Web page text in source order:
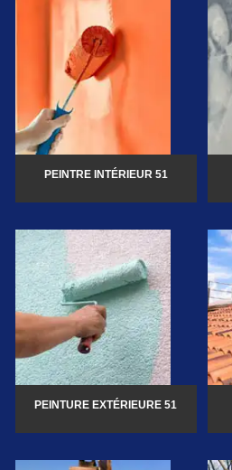
PEINTRE INTÉRIEUR 51
PEINTURE EXTÉRIEURE 51